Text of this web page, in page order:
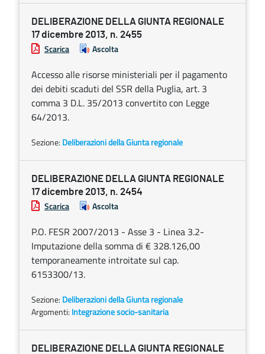
DELIBERAZIONE DELLA GIUNTA REGIONALE
17 dicembre 2013, n. 2455
Scarica Ascolta
Accesso alle risorse ministeriali per il pagamento
dei debiti scaduti del SSR della Puglia, art. 3
comma 3 D.L. 35/2013 convertito con Legge
64/2013.
Sezione: Deliberazioni della Giunta regionale
DELIBERAZIONE DELLA GIUNTA REGIONALE
17 dicembre 2013, n. 2454
Scarica Ascolta
P.O. FESR 2007/2013 - Asse 3 - Linea 3.2-
Imputazione della somma di € 328.126,00
temporaneamente introitate sul cap.
6153300/13.
Sezione: Deliberazioni della Giunta regionale
Argomenti: Integrazione socio-sanitaria
DELIBERAZIONE DELLA GIUNTA REGIONALE